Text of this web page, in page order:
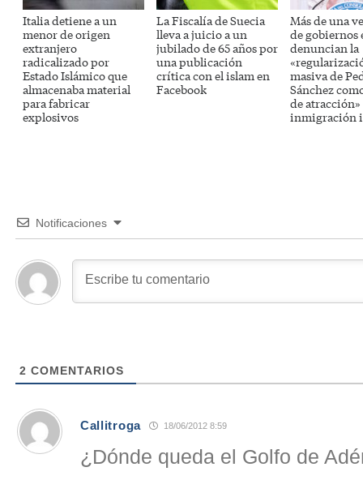
Italia detiene a un
menor de origen
extranjero
radicalizado por
Estado Islámico que
almacenaba material
para fabricar
explosivos
La Fiscalía de Suecia
lleva a juicio a un
jubilado de 65 años por
una publicación
crítica con el islam en
Facebook
Más de una
de gobiernos
denuncian la
masiva de
Sánchez
de atracción»
inmigración
Notificaciones
2 COMENTARIOS
Callitroga 18/06/2012 8:59
¿Dónde queda el Golfo de